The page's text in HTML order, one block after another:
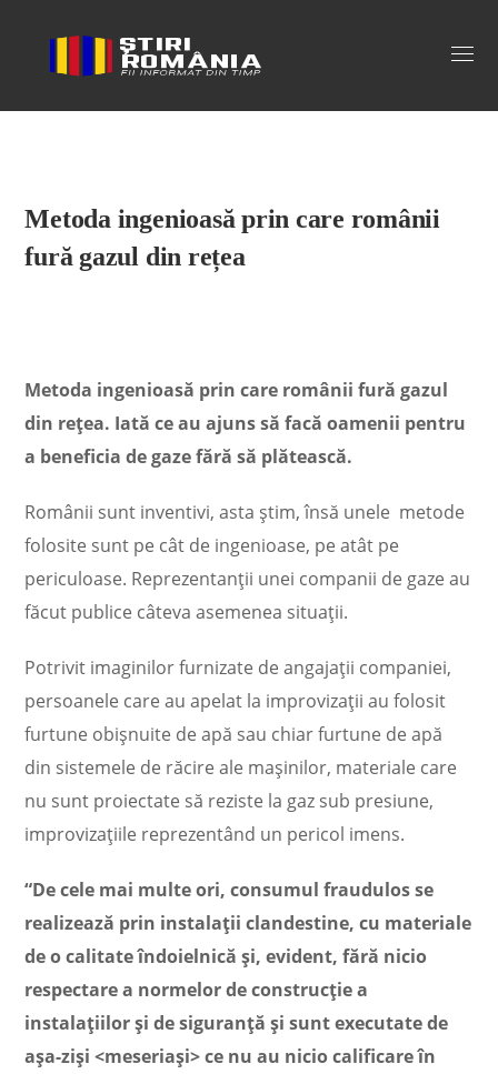
Stiri Romania
Metoda ingenioasă prin care românii
fură gazul din rețea
Metoda ingenioasă prin care românii fură gazul
din rețea. Iată ce au ajuns să facă oamenii pentru
a beneficia de gaze fără să plătească.
Românii sunt inventivi, asta știm, însă unele metode
folosite sunt pe cât de ingenioase, pe atât pe
periculoase. Reprezentanții unei companii de gaze au
făcut publice câteva asemenea situații.
Potrivit imaginilor furnizate de angajații companiei,
persoanele care au apelat la improvizații au folosit
furtune obișnuite de apă sau chiar furtune de apă
din sistemele de răcire ale mașinilor, materiale care
nu sunt proiectate să reziste la gaz sub presiune,
improvizațiile reprezentând un pericol imens.
“De cele mai multe ori, consumul fraudulos se
realizează prin instalații clandestine, cu materiale
de o calitate îndoielnică și, evident, fără nicio
respectare a normelor de construcție a
instalațiilor și de siguranță și sunt executate de
așa-ziși <meseriași> ce nu au nicio calificare în